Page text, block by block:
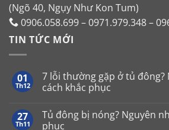
(Ngõ 40, Ngụy Như Kon Tum)
0906.058.699 – 0971.979.348 –
TIN TỨC MỚI
01
Th12
7 lỗi thường gặp ở tủ đông?
cách khắc phục
bình
luận
27
Th11
Tủ đông bị nóng? Nguyên
phục